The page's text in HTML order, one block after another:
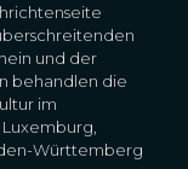
und der
behandlen die
im
Württemberg